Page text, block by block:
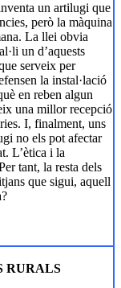
un artilugi que
però la màquina
La llei obvia
un d’aquests
serveix per
la instal·lació
en reben algun
una millor recepció
I, finalment, uns
no els pot afectar
L’ètica i la
tant, la resta dels
que sigui, aquell
RURALS